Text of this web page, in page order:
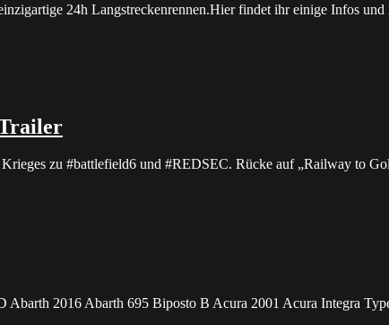
24h Langstreckenrennen.Hier findet ihr einige Infos
zu #battlefield6 und #REDSEC. Rücke auf „Railway to
Abarth 2016 Abarth 695 Biposto B Acura 2001 Acura Integra